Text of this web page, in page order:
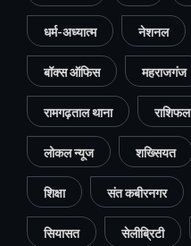
धर्म-अध्यात्म नेशनल
बॉक्स ऑफिस महराजगंज
रामगढ़ताल थाना राशिफल
लोकल न्यूज शख्सियत
शिक्षा संत कबीरनगर
सियासत सेलीब्रिटी